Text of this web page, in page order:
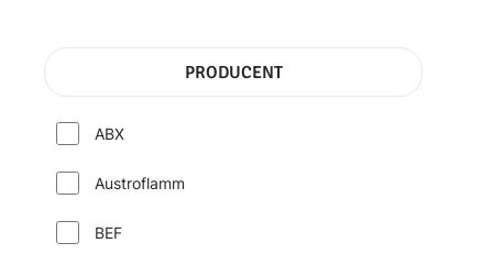
PRODUCENT
ABX
Austroflamm
BEF